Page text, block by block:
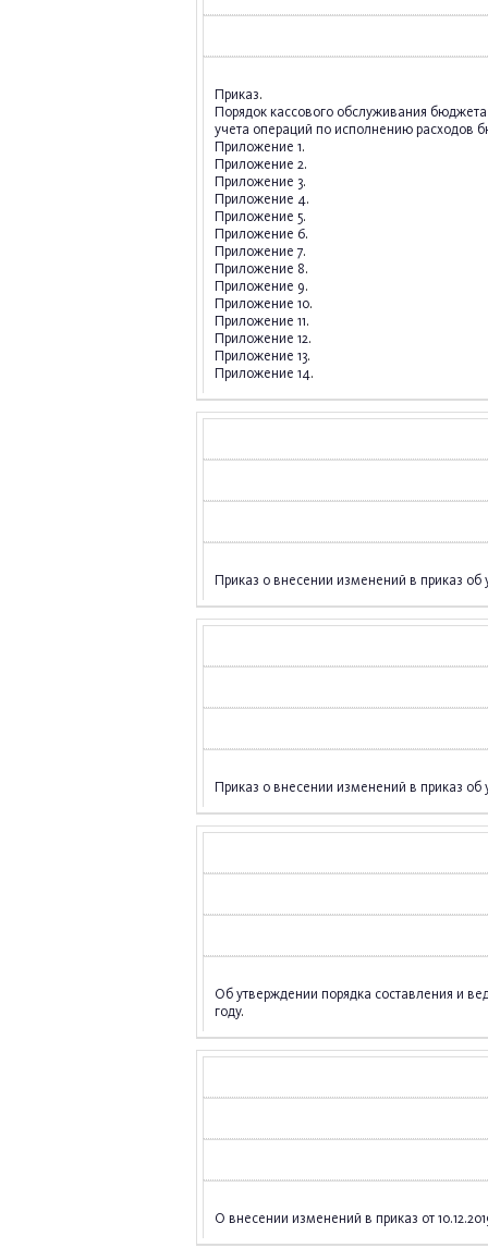
Приказ.
Порядок кассового обслуживания бюджета
учета операций по исполнению расходов
Приложение 1.
Приложение 2.
Приложение 3.
Приложение 4.
Приложение 5.
Приложение 6.
Приложение 7.
Приложение 8.
Приложение 9.
Приложение 10.
Приложение 11.
Приложение 12.
Приложение 13.
Приложение 14.
Приказ о внесении изменений в приказ
Приказ о внесении изменений в приказ
Об утверждении порядка составления и
году.
О внесении изменений в приказ от